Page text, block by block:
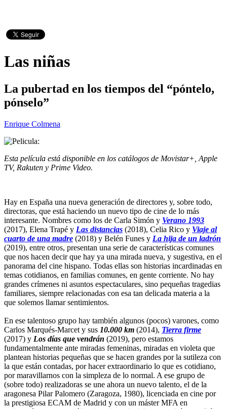
Las niñas
La pubertad en los tiempos del “póntelo,
pónselo”
Enrique Colmena
Esta película está disponible en los catálogos de Movistar+, Apple
TV, Rakuten y Prime Video.
Hay en España una nueva generación de directores y, sobre todo,
directoras, que está haciendo un nuevo tipo de cine de lo más
interesante. Nombres como los de Carla Simón y Verano 1993
(2017), Elena Trapé y Las distancias (2018), Celia Rico y Viaje al
cuarto de una madre (2018) y Belén Funes y La hija de un ladrón
(2019), entre otros, presentan una serie de características comunes
que nos hacen decir que hay ya una mirada nueva, y sugestiva, en el
panorama del cine hispano. Todas ellas son historias incardinadas en
temas cotidianos, en familias comunes, en gente corriente. No hay
grandes crímenes ni asuntos espectaculares, sino pequeñas tragedias
familiares, siempre relacionadas con esa tan delicada materia a la
que solemos llamar sentimientos.
En ese talentoso grupo hay también algunos (pocos) varones, como
Carlos Marqués-Marcet y sus 10.000 km (2014), Tierra firme
(2017) y Los días que vendrán (2019), pero estamos
fundamentalmente ante miradas femeninas, miradas en violeta que
plantean historias pequeñas que se hacen grandes por la sutileza con
la que están contadas, por hacer extraordinario lo que es cotidiano,
por maravillarnos con la simpleza de lo normal. A ese grupo de
(sobre todo) realizadoras se une ahora un nuevo talento, el de la
aragonesa Pilar Palomero (Zaragoza, 1980), licenciada en cine por
la prestigiosa ECAM de Madrid y con un máster MFA en